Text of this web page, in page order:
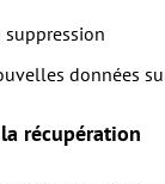
suppression
données
récupération